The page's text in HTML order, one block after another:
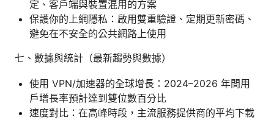
定、客戶端與裝置混用的方案
保護你的上網隱私：啟用雙重驗證、定期更新密碼、
避免在不安全的公共網路上使用
七、數據與統計（最新趨勢與數據）
使用 VPN/加速器的全球增長：2024–2026 年間用
戶增長率預計達到雙位數百分比
速度對比：在高峰時段，主流服務提供商的平均下載